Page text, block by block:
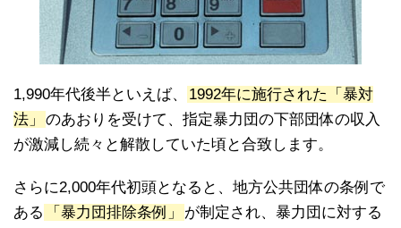
1,990年代後半といえば、
1992年に施行された「暴対
法」
のあおりを受けて、指定暴力団の下部団体の収入
が激減し続々と解散していた頃と合致します。
さらに2,000年代初頭となると、地方公共団体の条例で
ある
「暴力団排除条例」
が制定され、暴力団に対する